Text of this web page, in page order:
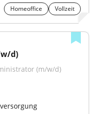
Homeoffice Vollzeit
d)